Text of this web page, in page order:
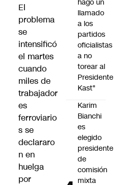
El
problema
se
intensificó
el martes
cuando
miles de
trabajador
es
ferroviario
s se
declararo
n en
huelga
por
hago un
llamado
a los
partidos
oficialistas
a no
torear al
Presidente
Kast"
Karim
Bianchi
es
elegido
presidente
de
comisión
mixta